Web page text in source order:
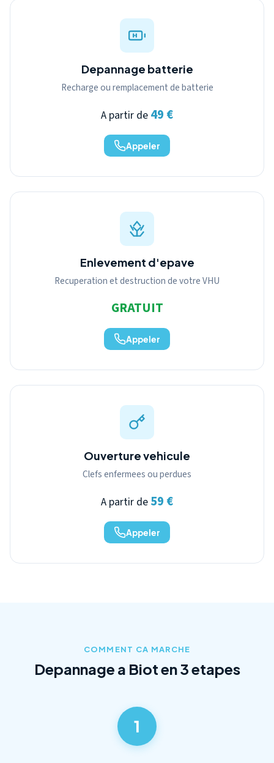
Depannage batterie
Recharge ou remplacement de batterie
A partir de 49 €
Appeler
Enlevement d'epave
Recuperation et destruction de votre VHU
GRATUIT
Appeler
Ouverture vehicule
Clefs enfermees ou perdues
A partir de 59 €
Appeler
COMMENT CA MARCHE
Depannage a Biot en 3 etapes
1